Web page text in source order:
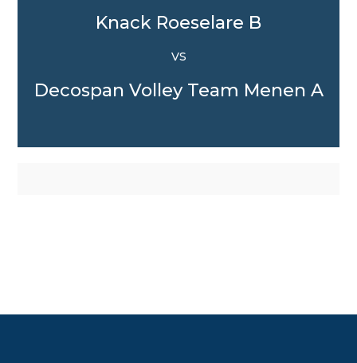
Knack Roeselare B
VS
Decospan Volley Team Menen A